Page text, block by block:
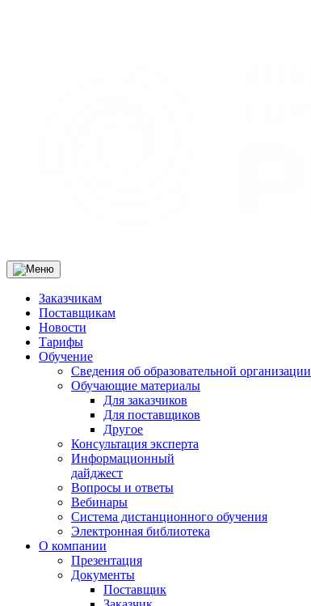
Заказчикам
Поставщикам
Новости
Тарифы
Обучение
Сведения об образовательной организации
Обучающие материалы
Для заказчиков
Для поставщиков
Другое
Консультация эксперта
Информационный
дайджест
Вопросы и ответы
Вебинары
Система дистанционного обучения
Электронная библиотека
О компании
Презентация
Документы
Поставщик